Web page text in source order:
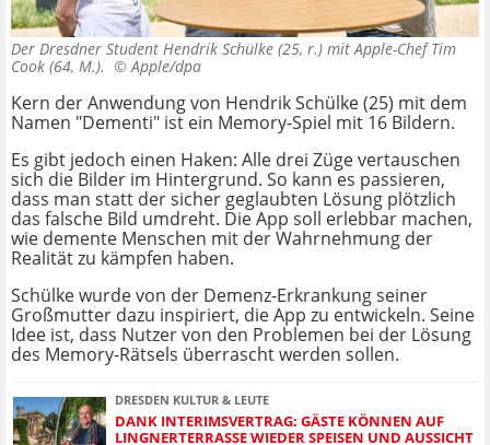
Der Dresdner Student Hendrik Schülke (25, r.) mit Apple-Chef Tim
Cook (64, M.). ©Apple/dpa
Kern der Anwendung von Hendrik Schülke (25) mit dem
Namen "Dementi" ist ein Memory-Spiel mit 16 Bildern.
Es gibt jedoch einen Haken: Alle drei Züge vertauschen
sich die Bilder im Hintergrund. So kann es passieren,
dass man statt der sicher geglaubten Lösung plötzlich
das falsche Bild umdreht. Die App soll erlebbar machen,
wie demente Menschen mit der Wahrnehmung der
Realität zu kämpfen haben.
Schülke wurde von der Demenz-Erkrankung seiner
Großmutter dazu inspiriert, die App zu entwickeln. Seine
Idee ist, dass Nutzer von den Problemen bei der Lösung
des Memory-Rätsels überrascht werden sollen.
DRESDEN KULTUR & LEUTE
DANK INTERIMSVERTRAG: GÄSTE KÖNNEN AUF
LINGNERTERRASSE WIEDER SPEISEN UND AUSSICHT